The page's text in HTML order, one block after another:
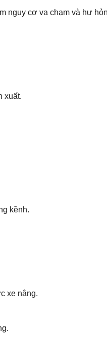
nguy cơ va chạm và hư
xuất.
kềnh.
xe nâng.